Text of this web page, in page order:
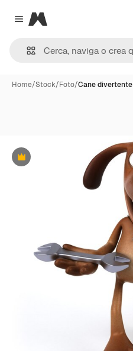
Close menu
Magnific
Home/Stock/Foto/Cane divertente
Premium